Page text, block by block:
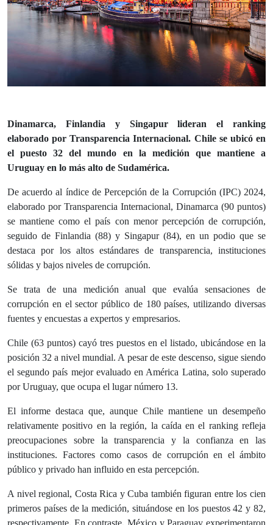
Dinamarca, Finlandia y Singapur lideran el ranking
elaborado por Transparencia Internacional. Chile se ubicó en
el puesto 32 del mundo en la medición que mantiene a
Uruguay en lo más alto de Sudamérica.
De acuerdo al índice de Percepción de la Corrupción (IPC) 2024,
elaborado por Transparencia Internacional, Dinamarca (90 puntos)
se mantiene como el país con menor percepción de corrupción,
seguido de Finlandia (88) y Singapur (84), en un podio que se
destaca por los altos estándares de transparencia, instituciones
sólidas y bajos niveles de corrupción.
Se trata de una medición anual que evalúa sensaciones de
corrupción en el sector público de 180 países, utilizando diversas
fuentes y encuestas a expertos y empresarios.
Chile (63 puntos) cayó tres puestos en el listado, ubicándose en la
posición 32 a nivel mundial. A pesar de este descenso, sigue siendo
el segundo país mejor evaluado en América Latina, solo superado
por Uruguay, que ocupa el lugar número 13.
El informe destaca que, aunque Chile mantiene un desempeño
relativamente positivo en la región, la caída en el ranking refleja
preocupaciones sobre la transparencia y la confianza en las
instituciones. Factores como casos de corrupción en el ámbito
público y privado han influido en esta percepción.
A nivel regional, Costa Rica y Cuba también figuran entre los cien
primeros países de la medición, situándose en los puestos 42 y 82,
respectivamente. En contraste, México y Paraguay experimentaron